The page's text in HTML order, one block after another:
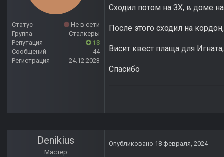
Статус
Не в сети
Группа
Сталкеры
Репутация
13
Сообщений
44
Регистрация
24.12.2023
Сходил потом на ЗХ, в доме
После этого сходил на
Висит квест плаща для
Спасибо
Denikius
Мастер
Опубликовано 18 февраля, 2024